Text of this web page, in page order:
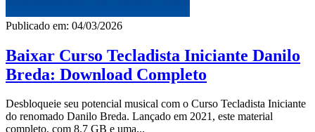
Publicado em: 04/03/2026
Baixar Curso Tecladista Iniciante Danilo
Breda: Download Completo
Desbloqueie seu potencial musical com o Curso Tecladista Iniciante
do renomado Danilo Breda. Lançado em 2021, este material
completo, com 8.7 GB e uma...